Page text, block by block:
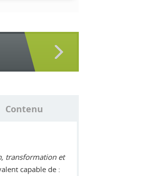
Contenu
transformation et
capable de :